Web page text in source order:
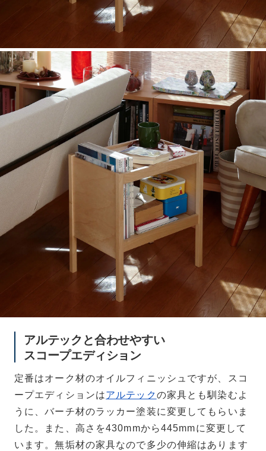
アルテックと合わせやすい
スコープエディション
定番はオーク材のオイルフィニッシュですが、スコ
ープエディションはアルテックの家具とも馴染むよ
うに、バーチ材のラッカー塗装に変更してもらいま
した。また、高さを430mmから445mmに変更して
います。無垢材の家具なので多少の伸縮はあります